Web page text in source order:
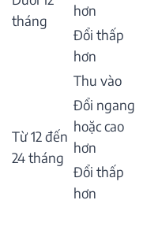
tháng
hơn
Đổi thấp
hơn
Từ 12 đến
24 tháng
Thu vào
Đổi ngang
hoặc cao
hơn
Đổi thấp
hơn